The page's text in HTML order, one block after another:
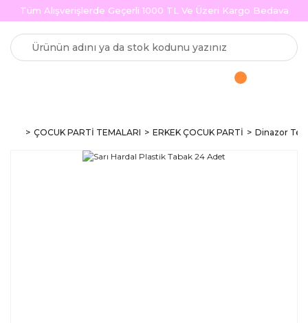
Tüm Alışverişlerde Geçerli 1000 TL Ve Üzeri Kargo Bedava
ÇOCUK PARTİ TEMALARI ERKEK ÇOCUK PARTİ Dinazor